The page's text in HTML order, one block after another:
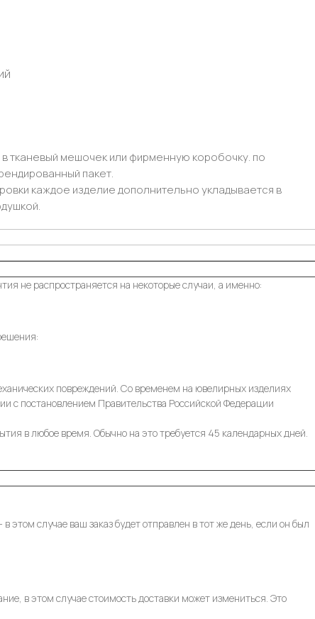
тканевый мешочек или фирменную коробочку. по
пакет.
каждое изделие дополнительно укладывается в
не распространяется на некоторые случаи, а именно:
повреждений. Со временем на ювелирных изделиях
с постановлением Правительства Российской Федерации
в любое время. Обычно на это требуется 45 календарных дней.
случае ваш заказ будет отправлен в тот же день, если он был
в этом случае стоимость доставки может измениться. Это